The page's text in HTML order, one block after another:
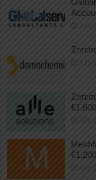
July
July
July
July